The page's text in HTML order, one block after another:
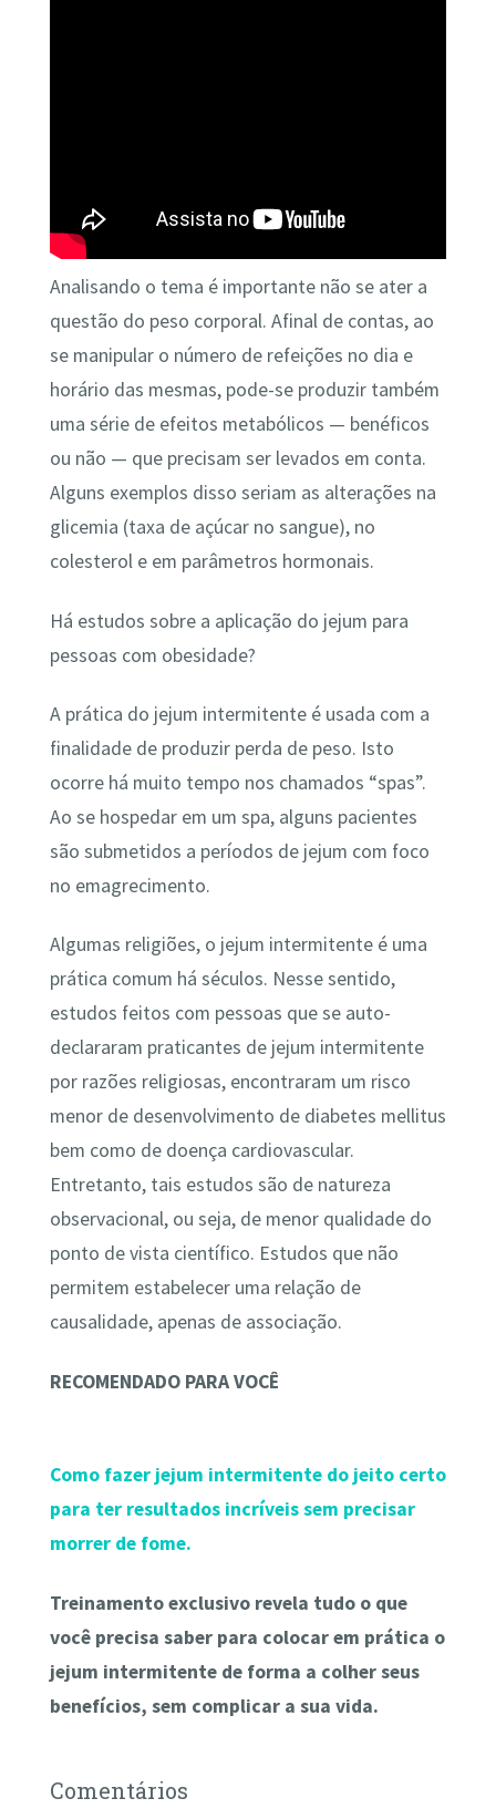
Analisando o tema é importante não se ater a
questão do peso corporal. Afinal de contas, ao
se manipular o número de refeições no dia e
horário das mesmas, pode-se produzir também
uma série de efeitos metabólicos — benéficos
ou não — que precisam ser levados em conta.
Alguns exemplos disso seriam as alterações na
glicemia (taxa de açúcar no sangue), no
colesterol e em parâmetros hormonais.
Há estudos sobre a aplicação do jejum para
pessoas com obesidade?
A prática do jejum intermitente é usada com a
finalidade de produzir perda de peso. Isto
ocorre há muito tempo nos chamados “spas”.
Ao se hospedar em um spa, alguns pacientes
são submetidos a períodos de jejum com foco
no emagrecimento.
Algumas religiões, o jejum intermitente é uma
prática comum há séculos. Nesse sentido,
estudos feitos com pessoas que se auto-
declararam praticantes de jejum intermitente
por razões religiosas, encontraram um risco
menor de desenvolvimento de diabetes mellitus
bem como de doença cardiovascular.
Entretanto, tais estudos são de natureza
observacional, ou seja, de menor qualidade do
ponto de vista científico. Estudos que não
permitem estabelecer uma relação de
causalidade, apenas de associação.
RECOMENDADO PARA VOCÊ
Como fazer jejum intermitente do jeito certo
para ter resultados incríveis sem precisar
morrer de fome.
Treinamento exclusivo revela tudo o que
você precisa saber para colocar em prática o
jejum intermitente de forma a colher seus
benefícios, sem complicar a sua vida.
Comentários